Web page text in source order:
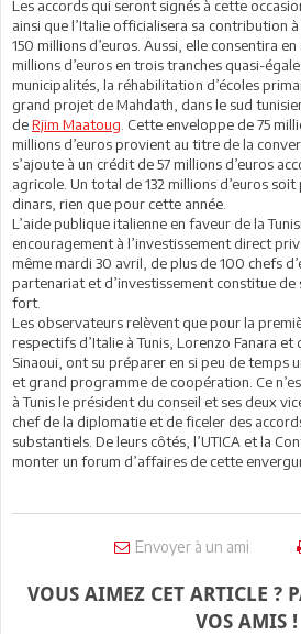
Les accords qui seront signés à cette
ainsi que l’Italie officialisera sa contribution
150 millions d’euros. Aussi, elle consentira
millions d’euros en trois tranches quasi-
municipalités, la réhabilitation d’écoles
grand projet de Mahdath, dans le sud
deRjim Maatoug . Cette enveloppe de 75
millions d’euros provient au titre de la
s’ajoute à un crédit de 57 millions d’euros
agricole. Un total de 132 millions d’euros
dinars, rien que pour cette année.
L’aide publique italienne en faveur de la
encouragement à l’investissement direct
même mardi 30 avril, de plus de 100 chefs
partenariat et d’investissement constitue
fort.
Les observateurs relèvent que pour la
respectifs d’Italie à Tunis, Lorenzo Fanara et
Sinaoui, ont su préparer en si peu de temps
et grand programme de coopération. Ce
à Tunis le président du conseil et ses deux
chef de la diplomatie et de ficeler des
substantiels. De leurs côtés, l’UTICA et la
monter un forum d’affaires de cette
Envoyer à un ami
VOUS AIMEZ CET ARTICLE ?
VOS AMIS !